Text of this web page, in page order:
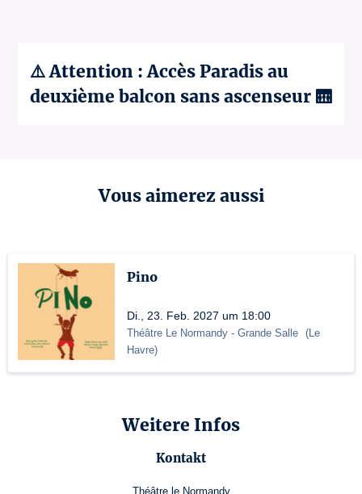
⚠️ Attention : Accès Paradis au
deuxième balcon sans ascenseur 🛗
Vous aimerez aussi
Pino
Di., 23. Feb. 2027 um 18:00
Théâtre Le Normandy - Grande Salle (Le
Havre)
Weitere Infos
Kontakt
Théâtre le Normandy